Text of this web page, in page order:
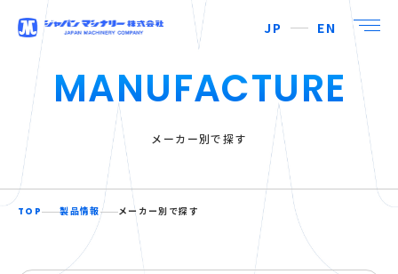
JP EN
MANUFACTURE
メーカー別で探す
TOP 製品情報 メーカー別で探す